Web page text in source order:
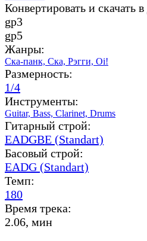
Конвертировать и скачать
gp3
gp5
Жанры:
Ска-панк, Ска, Рэгги, Oi!
Размерность:
1/4
Инструменты:
Guitar, Bass, Clarinet, Drums
Гитарный строй:
EADGBE (Standart)
Басовый строй:
EADG (Standart)
Темп:
180
Время трека:
2.06, мин